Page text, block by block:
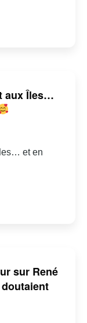
aux Îles…
et en
sur René